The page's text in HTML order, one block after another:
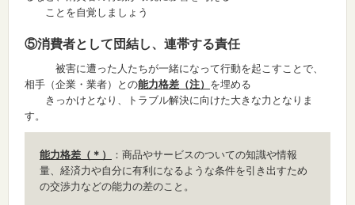
ことを自覚しましょう
⑤消費者として団結し、連帯する責任
被害に遭った人たちが一緒になって行動を起こすことで、
相手（企業・業者）との能力格差（注） を埋める
きっかけとなり、トラブル解決に向けた大きな力となりま
す。
能力格差（＊）
：商品やサービスのついての知識や情報
量、経済力や自分に有利になるような条件を引き出すため
の交渉力などの能力の差のこと。